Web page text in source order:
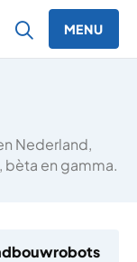
MENU
Nederland,
en gamma.